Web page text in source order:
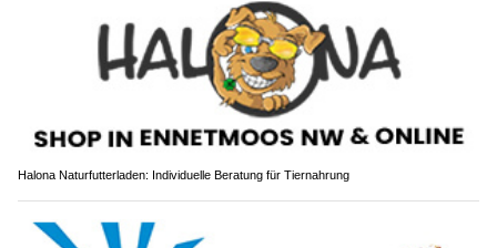
Halona Naturfutterladen: Individuelle Beratung für Tiernahrung